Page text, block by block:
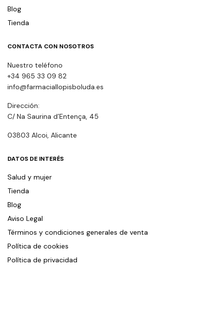
Blog
Tienda
CONTACTA CON NOSOTROS
Nuestro teléfono
+34 965 33 09 82
info@farmaciallopisboluda.es
Dirección:
C/ Na Saurina d’Entença, 45
03803 Alcoi, Alicante
DATOS DE INTERÉS
Salud y mujer
Tienda
Blog
Aviso Legal
Términos y condiciones generales de venta
Política de cookies
Política de privacidad